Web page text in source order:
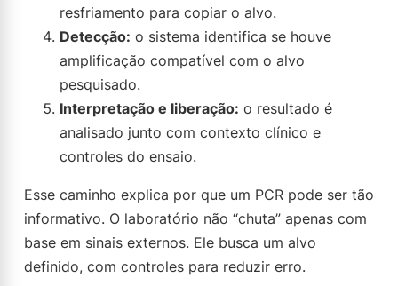
resfriamento para copiar o alvo.
Detecção: o sistema identifica se houve
amplificação compatível com o alvo
pesquisado.
Interpretação e liberação: o resultado é
analisado junto com contexto clínico e
controles do ensaio.
Esse caminho explica por que um PCR pode ser tão
informativo. O laboratório não “chuta” apenas com
base em sinais externos. Ele busca um alvo
definido, com controles para reduzir erro.